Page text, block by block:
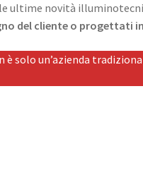
ultime novità
del cliente o progettati
è solo un’azienda